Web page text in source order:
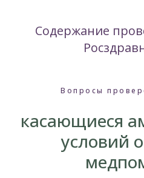
Содержание
Вопросы
касающиеся
условий